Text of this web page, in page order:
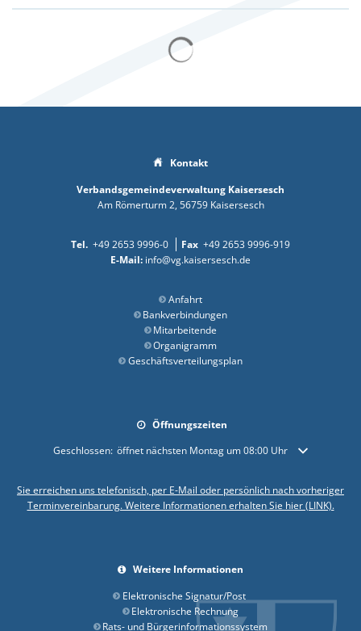
Kontakt
Verbandsgemeindeverwaltung Kaisersesch
Am Römerturm 2 56759 Kaisersesch
+49 2653 9996-0
+49 2653 9996-919
info@vg.kaisersesch.de
Anfahrt
Bankverbindungen
Mitarbeitende
Organigramm
Geschäftsverteilungsplan
Öffnungszeiten
Klicken, um weitere Öffnungs- oder Schließzeiten auszublenden
Geschlossen: öffnet nächsten Montag um 08:00 Uhr
Sie erreichen uns telefonisch, per E-Mail oder persönlich nach vorheriger
Terminvereinbarung. Weitere Informationen erhalten Sie hier (LINK).
Weitere Informationen
Elektronische Signatur/Post
Elektronische Rechnung
Rats- und Bürgerinformationssystem